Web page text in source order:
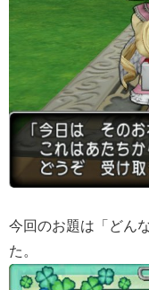
今回のお題は「どん
た。